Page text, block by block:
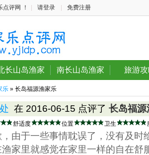
评网 ！ 请登录 免费注册
长山岛渔家 南长山岛渔家 旅游
乐 » 长岛福源渔家乐
在 2016-06-15 点评了 长岛福源
舒适度 位置 卫生
由于一些事情耽误了，没有及时
家里就感觉在家里一样的自在舒